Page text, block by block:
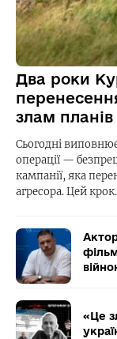
Два роки
злам
Сьогодні
операції —
кампанії, яка
агресора. Цей
«Це